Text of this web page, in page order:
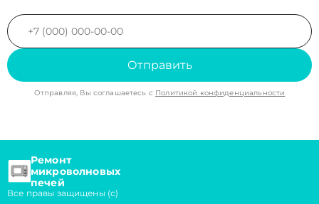
Отправить
Отправляя, Вы соглашаетесь с Политикой конфиденциальности
Ремонт
микроволновых
печей
Все правы защищены (с)